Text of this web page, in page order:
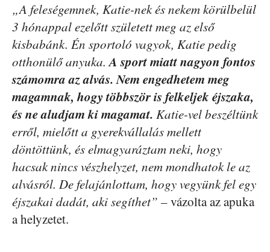
„A feleségemnek, Katie-nek és nekem körülbelül
3 hónappal ezelőtt született meg az első
kisbabánk. Én sportoló vagyok, Katie pedig
otthonülő anyuka.A sport miatt nagyon fontos
számomra az alvás. Nem engedhetem meg
magamnak, hogy többször is felkeljek éjszaka,
és ne aludjam ki magamat. Katie-vel beszéltünk
erről, mielőtt a gyerekvállalás mellett
döntöttünk, és elmagyaráztam neki, hogy
hacsak nincs vészhelyzet, nem mondhatok le az
alvásról. De felajánlottam, hogy vegyünk fel egy
éjszakai dadát, aki segíthet” – vázolta az apuka
a helyzetet.